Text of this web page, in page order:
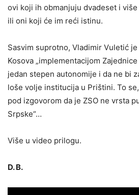
ovi koji ih obmanjuju dvadeset i
ili oni koji će im reći istinu.
Sasvim suprotno, Vladimir Vuletić
Kosova „implementacijom
jedan stepen autonomije i da ne bi
loše volje institucija u Prištini. To
pod izgovorom da je ZSO ne vrsta
Srpske“…
Više u video prilogu.
D. B.